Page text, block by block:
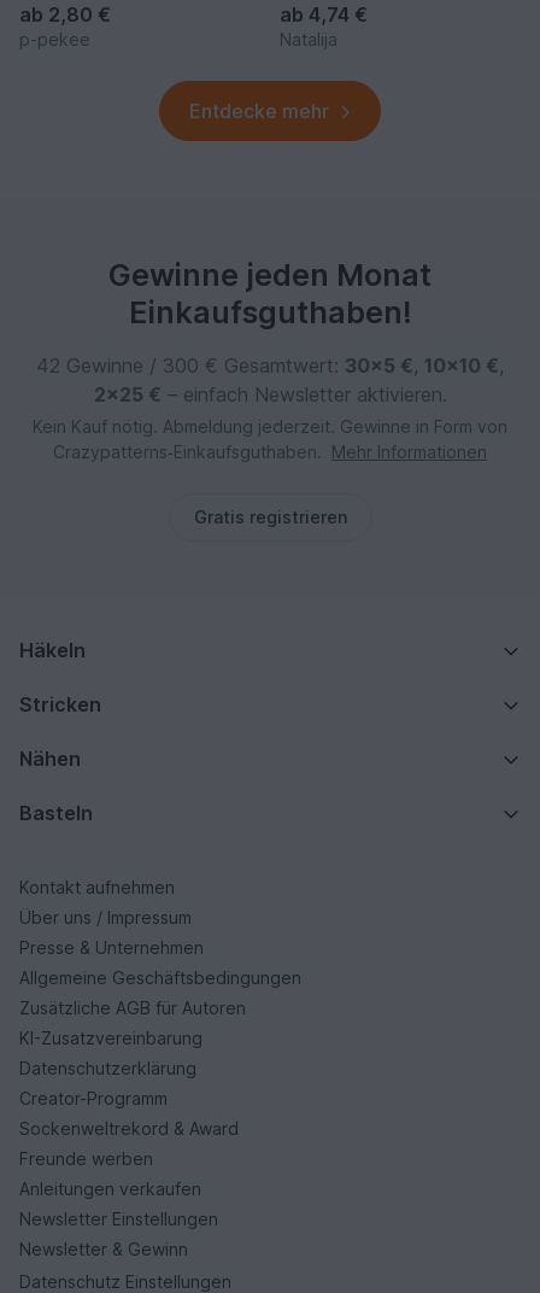
ab 2,80 €
p-pekee
ab 4,74 €
Natalija
Entdecke mehr
Gewinne jeden Monat
Einkaufsguthaben!
42 Gewinne / 300 € Gesamtwert: 30×5 €, 10×10 €,
2×25 € – einfach Newsletter aktivieren.
Kein Kauf nötig. Abmeldung jederzeit. Gewinne in Form von
Crazypatterns‑Einkaufsguthaben.
Mehr Informationen
Gratis registrieren
Häkeln
Stricken
Nähen
Basteln
Kontakt aufnehmen
Über uns / Impressum
Presse & Unternehmen
Allgemeine Geschäftsbedingungen
Zusätzliche AGB für Autoren
KI-Zusatzvereinbarung
Datenschutzerklärung
Creator-Programm
Sockenweltrekord & Award
Freunde werben
Anleitungen verkaufen
Newsletter Einstellungen
Newsletter & Gewinn
Datenschutz Einstellungen